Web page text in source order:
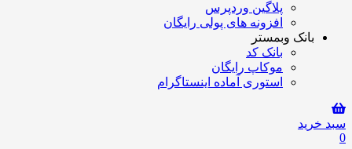
پلاگین وردپرس
افزونه های پولی رایگان
بانک وبمستر
بانک کد
موکاپ رایگان
استوری آماده اینستاگرام
سبد خرید
0